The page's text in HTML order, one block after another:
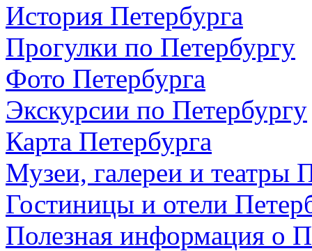
История Петербурга
Прогулки по Петербургу
Фото Петербурга
Экскурсии по Петербургу
Карта Петербурга
Музеи, галереи и театры
Гостиницы и отели
Полезная информация о